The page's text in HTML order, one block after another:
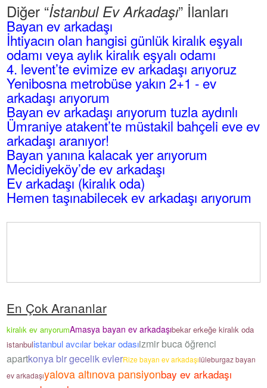
Diğer “İstanbul Ev Arkadaşı” İlanları
Bayan ev arkadaşı
İhtiyacın olan hangisi günlük kiralık eşyalı
odamı veya aylık kiralık eşyalı odamı
4. levent’te evimize ev arkadaşı arıyoruz
Yenibosna metrobüse yakın 2+1 - ev
arkadaşı arıyorum
Bayan ev arkadaşı arıyorum tuzla aydınlı
Ümraniye atakent’te müstakil bahçeli eve ev
arkadaşı aranıyor!
Bayan yanına kalacak yer arıyorum
Mecidiyeköy’de ev arkadaşı
Ev arkadaşı (kiralık oda)
Hemen taşınabilecek ev arkadaşı arıyorum
En Çok Arananlar
kiralık ev arıyorumAmasya bayan ev arkadaşıbekar erkeğe kiralık oda
istanbulistanbul avcılar bekar odasıizmir buca öğrenci
apartkonya bir gecelik evlerRize bayan ev arkadaşılüleburgaz bayan
ev arkadaşıyalova altınova pansiyonbay ev arkadaşı